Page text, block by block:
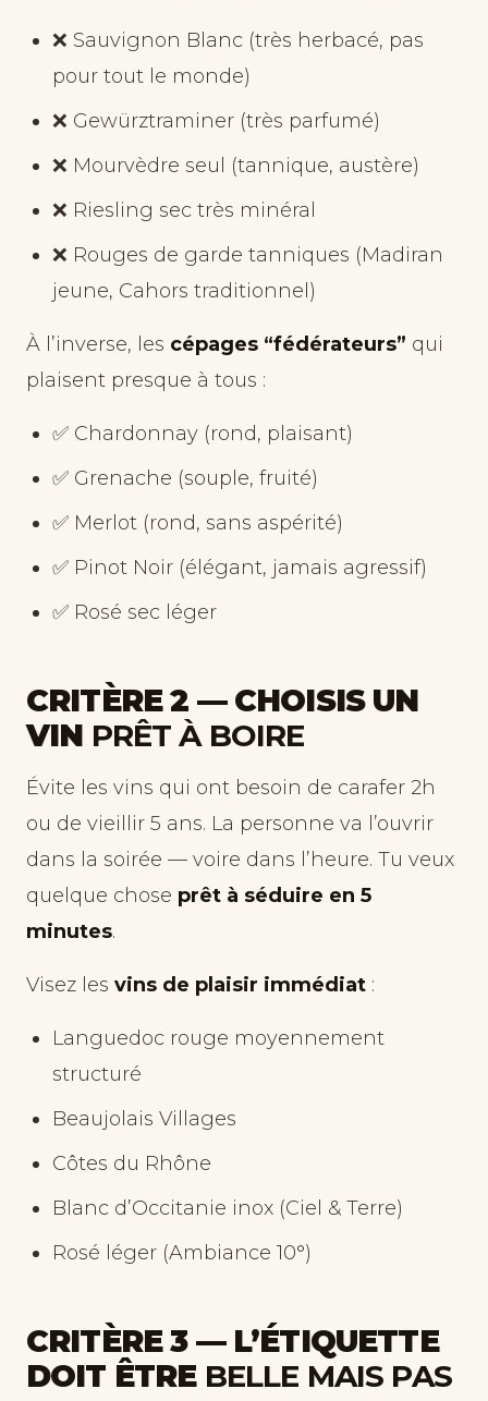
❌ Sauvignon Blanc (très herbacé, pas
pour tout le monde)
❌ Gewürztraminer (très parfumé)
❌ Mourvèdre seul (tannique, austère)
❌ Riesling sec très minéral
❌ Rouges de garde tanniques (Madiran
jeune, Cahors traditionnel)
À l’inverse, les cépages “fédérateurs” qui
plaisent presque à tous :
✅ Chardonnay (rond, plaisant)
✅ Grenache (souple, fruité)
✅ Merlot (rond, sans aspérité)
✅ Pinot Noir (élégant, jamais agressif)
✅ Rosé sec léger
CRITÈRE 2 — CHOISIS UN
VIN PRÊT À BOIRE
Évite les vins qui ont besoin de carafer 2h
ou de vieillir 5 ans. La personne va l’ouvrir
dans la soirée — voire dans l’heure. Tu veux
quelque chose prêt à séduire en 5
minutes.
Visez les vins de plaisir immédiat :
Languedoc rouge moyennement
structuré
Beaujolais Villages
Côtes du Rhône
Blanc d’Occitanie inox (Ciel & Terre)
Rosé léger (Ambiance 10°)
CRITÈRE 3 — L’ÉTIQUETTE
DOIT ÊTRE BELLE MAIS PAS